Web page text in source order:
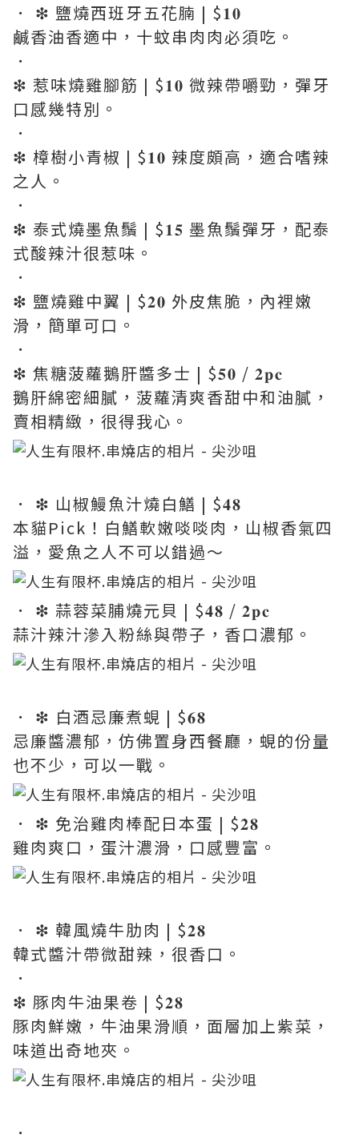
． ❇︎ 鹽燒西班牙五花腩 | $𝟏𝟎
鹹香油香適中，十蚊串肉肉必須吃。
．
❇︎ 惹味燒雞腳筋 | $𝟏𝟎 微辣帶嚼勁，彈牙
口感幾特別。
．
❇︎ 樟樹小青椒 | $𝟏𝟎 辣度頗高，適合嗜辣
之人。
．
❇︎ 泰式燒墨魚鬚 | $𝟏𝟓 墨魚鬚彈牙，配泰
式酸辣汁很惹味。
．
❇︎ 鹽燒雞中翼 | $𝟐𝟎 外皮焦脆，內裡嫩
滑，簡單可口。
．
❇︎ 焦糖菠蘿鵝肝醬多士 | $𝟓𝟎 / 𝟐𝐩𝐜
鵝肝綿密細膩，菠蘿清爽香甜中和油膩，
賣相精緻，很得我心。
． ❇︎ 山椒鰻魚汁燒白鱔 | $𝟒𝟖
本貓Pick！白鱔軟嫩啖啖肉，山椒香氣四
溢，愛魚之人不可以錯過～
． ❇︎ 蒜蓉菜脯燒元貝 | $𝟒𝟖 / 𝟐𝐩𝐜
蒜汁辣汁滲入粉絲與帶子，香口濃郁。
． ❇︎ 白酒忌廉煮蜆 | $𝟔𝟖
忌廉醬濃郁，仿佛置身西餐廳，蜆的份量
也不少，可以一戰。
． ❇︎ 免治雞肉棒配日本蛋 | $𝟐𝟖
雞肉爽口，蛋汁濃滑，口感豐富。
． ❇︎ 韓風燒牛肋肉 | $𝟐𝟖
韓式醬汁帶微甜辣，很香口。
．
❇︎ 豚肉牛油果卷 | $𝟐𝟖
豚肉鮮嫩，牛油果滑順，面層加上紫菜，
味道出奇地夾。
．